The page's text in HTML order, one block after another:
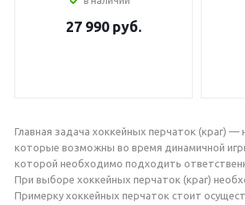
27 990 руб.
Главная задача хоккейных перчаток (краг)
которые возможны во время динамичной
которой необходимо подходить
При выборе хоккейных перчаток (краг)
Примерку хоккейных перчаток стоит